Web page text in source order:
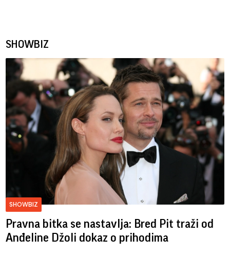
SHOWBIZ
SHOWBIZ
Pravna bitka se nastavlja: Bred ​​Pit traži od
Anđeline Džoli dokaz o prihodima